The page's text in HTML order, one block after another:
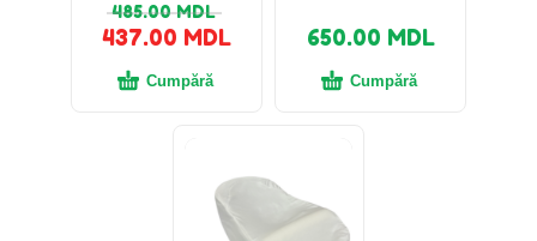
485.00MDL
437.00 MDL
Cumpără
650.00 MDL
Cumpără